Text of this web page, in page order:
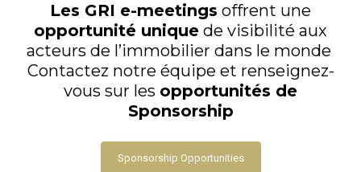
Les GRI e-meetings offrent une
opportunité unique de visibilité aux
acteurs de l’immobilier dans le monde
Contactez notre équipe et renseignez-
vous sur les opportunités de
Sponsorship
Sponsorship Opportunities